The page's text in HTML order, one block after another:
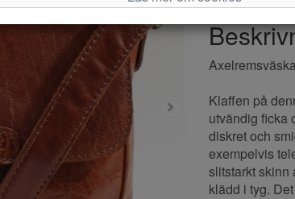
Klaffen på
utvändig ficka
diskret och
exempelvis
slitstarkt skinn
klädd i tyg.